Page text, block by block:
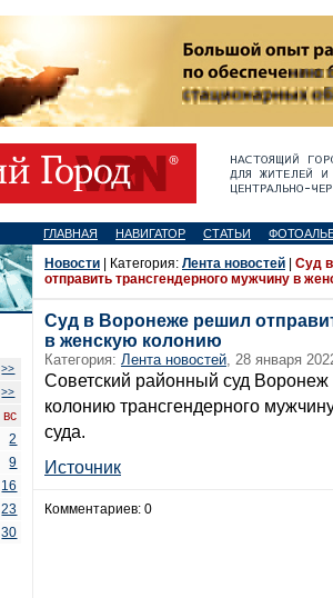
ГЛАВНАЯ НАВИГАТОР СТАТЬИ
>>
>>
вс
2
9
16
23
30
Новости | Категория: Лента новостей
Суд
отправить трансгендерного мужчину в
Суд в Воронеже решил
в женскую колонию
Категория: Лента новостей, 28 января
Советский районный суд
колонию трансгендерного
суда.
Источник
Комментариев: 0